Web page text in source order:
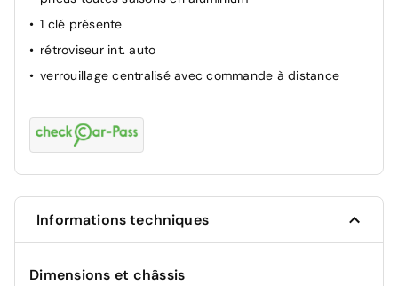
1 clé présente
rétroviseur int. auto
verrouillage centralisé avec commande à distance
Informations techniques
Dimensions et châssis